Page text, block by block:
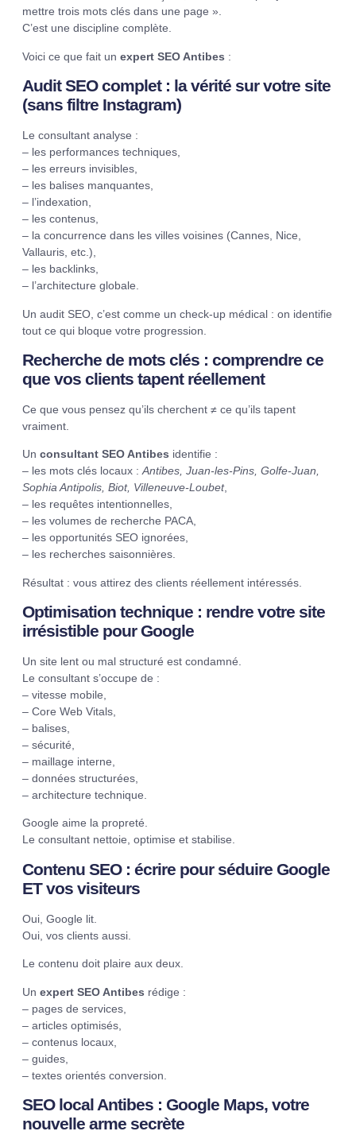
mettre trois mots clés dans une page ».
C’est une discipline complète.
Voici ce que fait un expert SEO Antibes :
Audit SEO complet : la vérité sur votre site
(sans filtre Instagram)
Le consultant analyse :
– les performances techniques,
– les erreurs invisibles,
– les balises manquantes,
– l’indexation,
– les contenus,
– la concurrence dans les villes voisines (Cannes, Nice,
Vallauris, etc.),
– les backlinks,
– l’architecture globale.
Un audit SEO, c’est comme un check-up médical : on identifie
tout ce qui bloque votre progression.
Recherche de mots clés : comprendre ce
que vos clients tapent réellement
Ce que vous pensez qu’ils cherchent ≠ ce qu’ils tapent
vraiment.
Un consultant SEO Antibes identifie :
– les mots clés locaux :Antibes, Juan-les-Pins, Golfe-Juan,
Sophia Antipolis, Biot, Villeneuve-Loubet,
– les requêtes intentionnelles,
– les volumes de recherche PACA,
– les opportunités SEO ignorées,
– les recherches saisonnières.
Résultat : vous attirez des clients réellement intéressés.
Optimisation technique : rendre votre site
irrésistible pour Google
Un site lent ou mal structuré est condamné.
Le consultant s’occupe de :
– vitesse mobile,
– Core Web Vitals,
– balises,
– sécurité,
– maillage interne,
– données structurées,
– architecture technique.
Google aime la propreté.
Le consultant nettoie, optimise et stabilise.
Contenu SEO : écrire pour séduire Google
ET vos visiteurs
Oui, Google lit.
Oui, vos clients aussi.
Le contenu doit plaire aux deux.
Un expert SEO Antibes rédige :
– pages de services,
– articles optimisés,
– contenus locaux,
– guides,
– textes orientés conversion.
SEO local Antibes : Google Maps, votre
nouvelle arme secrète